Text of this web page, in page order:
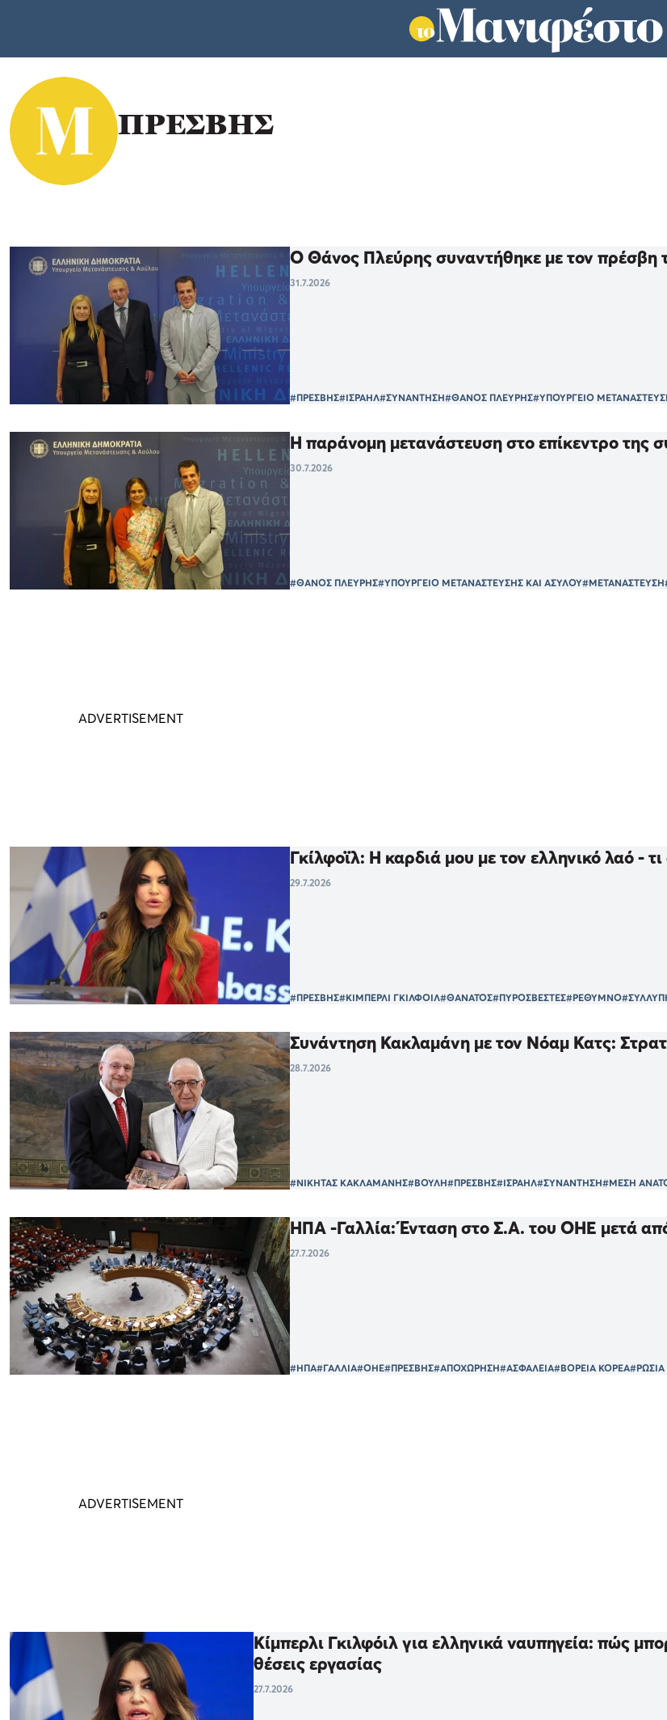
ΠΡΕΣΒΗΣ
Ο Θάνος Πλεύρης συναντήθηκε με τον πρέσβη
31.7.2026
#ΠΡΕΣΒΗΣ#ΙΣΡΑΗΛ#ΣΥΝΑΝΤΗΣΗ#ΘΑΝΟΣ ΠΛΕΥΡΗΣ#ΥΠΟΥΡΓΕΙΟ
Η παράνομη μετανάστευση στο επίκεντρο της
30.7.2026
#ΘΑΝΟΣ ΠΛΕΥΡΗΣ#ΥΠΟΥΡΓΕΙΟ ΜΕΤΑΝΑΣΤΕΥΣΗΣ ΚΑΙ ΑΣΥΛΟΥ#ΜΕΤΑΝΑΣΤΕΥΣΗ
Γκίλφοϊλ: Η καρδιά μου με τον ελληνικό λαό -
29.7.2026
#ΠΡΕΣΒΗΣ#ΚΙΜΠΕΡΛΙ ΓΚΙΛΦΟΙΛ#ΘΑΝΑΤΟΣ#ΠΥΡΟΣΒΕΣΤΕΣ#ΡΕΘΥΜΝΟ
Συνάντηση Κακλαμάνη με τον Νόαμ Κατς:
28.7.2026
#ΝΙΚΗΤΑΣ ΚΑΚΛΑΜΑΝΗΣ#ΒΟΥΛΗ#ΠΡΕΣΒΗΣ#ΙΣΡΑΗΛ#ΣΥΝΑΝΤΗΣΗ#ΜΕΣΗ
ΗΠΑ -Γαλλία: Ένταση στο Σ.Α. του ΟΗΕ μετά
27.7.2026
#ΗΠΑ#ΓΑΛΛΙΑ#ΟΗΕ#ΠΡΕΣΒΗΣ#ΑΠΟΧΩΡΗΣΗ#ΑΣΦΑΛΕΙΑ#ΒΟΡΕΙΑ ΚΟΡΕΑ#ΡΩΣΙΑ
Κίμπερλι Γκιλφόιλ για ελληνικά ναυπηγεία: πώς
θέσεις εργασίας
27.7.2026